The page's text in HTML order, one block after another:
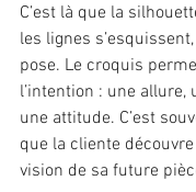
C’est là que la
les lignes
pose. Le croquis
l’intention : une allure,
une attitude. C’est
que la cliente
vision de sa future